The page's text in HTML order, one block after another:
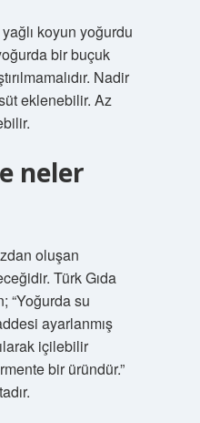
koyun yoğurdu
bir buçuk
Nadir
eklenebilir. Az
neler
oluşan
Türk Gıda
“Yoğurda su
ayarlanmış
içilebilir
bir üründür.”